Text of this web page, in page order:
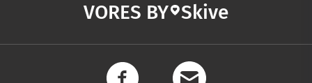
VORES BY Skive